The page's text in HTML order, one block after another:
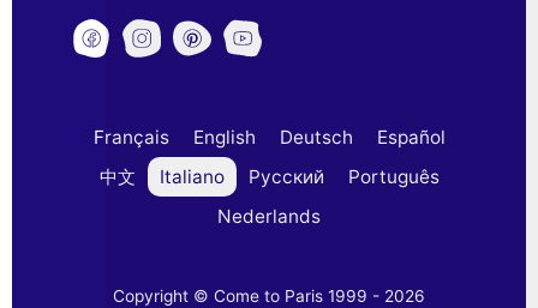
Français English Deutsch
Español
中文
Italiano Русский
Português
Nederlands
Copyright © Come to Paris 1999 - 2026